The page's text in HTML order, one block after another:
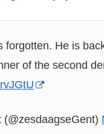
forgotten. He is
of the second